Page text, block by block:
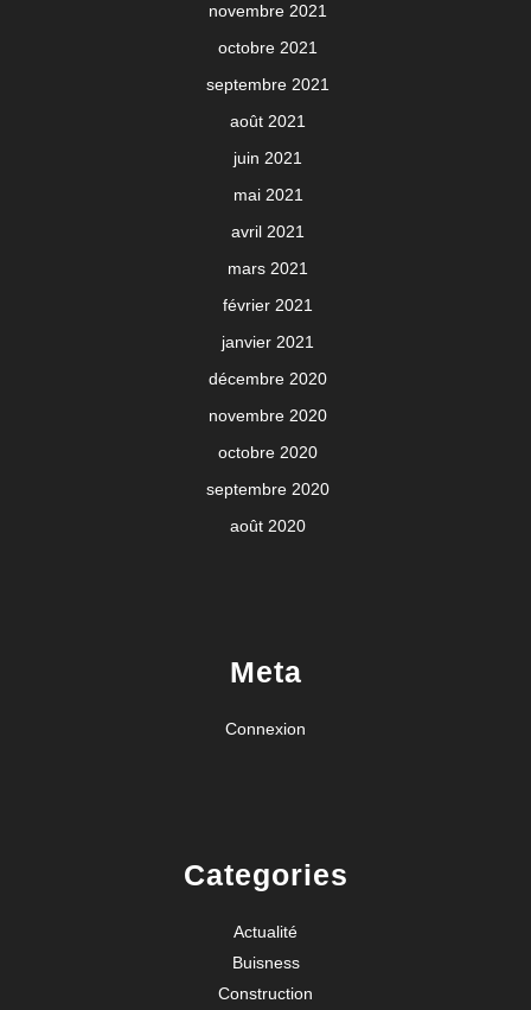
novembre 2021
octobre 2021
septembre 2021
août 2021
juin 2021
mai 2021
avril 2021
mars 2021
février 2021
janvier 2021
décembre 2020
novembre 2020
octobre 2020
septembre 2020
août 2020
Meta
Connexion
Categories
Actualité
Buisness
Construction